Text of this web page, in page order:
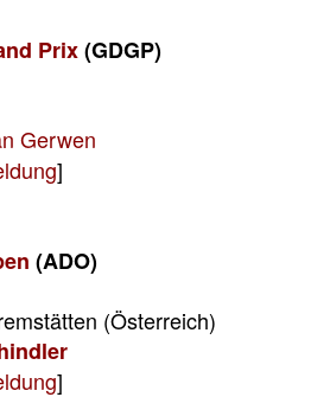
Prix(GDGP)
Gerwen
]
(ADO)
(Österreich)
]